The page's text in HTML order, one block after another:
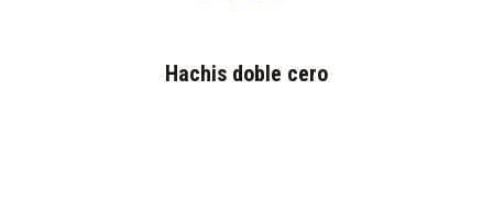
Hachis doble cero